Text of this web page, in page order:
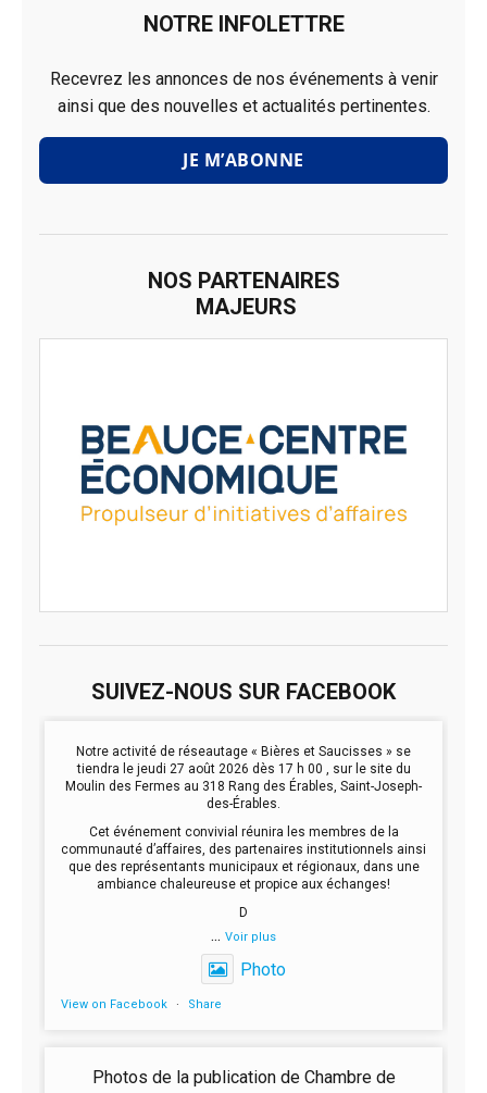
NOTRE INFOLETTRE
Recevrez les annonces de nos événements à venir
ainsi que des nouvelles et actualités pertinentes.
JE M’ABONNE
NOS PARTENAIRES
MAJEURS
SUIVEZ-NOUS SUR FACEBOOK
Notre activité de réseautage « Bières et Saucisses » se
tiendra le jeudi 27 août 2026 dès 17 h 00 , sur le site du
Moulin des Fermes au 318 Rang des Érables, Saint-Joseph-
des-Érables.
Cet événement convivial réunira les membres de la
communauté d’affaires, des partenaires institutionnels ainsi
que des représentants municipaux et régionaux, dans une
ambiance chaleureuse et propice aux échanges!
D
... Voir plus
Photo
View on Facebook · Share
Photos de la publication de Chambre de